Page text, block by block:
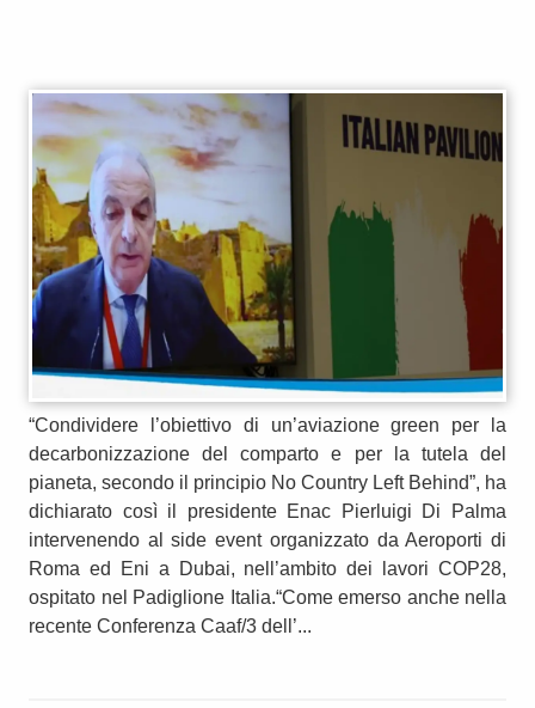
“Condividere l’obiettivo di un’aviazione green per la
decarbonizzazione del comparto e per la tutela del
pianeta, secondo il principio No Country Left Behind”, ha
dichiarato così il presidente Enac Pierluigi Di Palma
intervenendo al side event organizzato da Aeroporti di
Roma ed Eni a Dubai, nell’ambito dei lavori COP28,
ospitato nel Padiglione Italia.“Come emerso anche nella
recente Conferenza Caaf/3 dell’...